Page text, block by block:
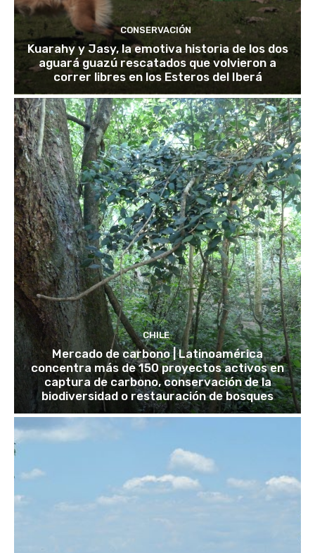
CONSERVACIÓN
Kuarahy y Jasy, la emotiva historia de los dos
aguará guazú rescatados que volvieron a
correr libres en los Esteros del Iberá
CHILE
Mercado de carbono | Latinoamérica
concentra más de 150 proyectos activos en
captura de carbono, conservación de la
biodiversidad o restauración de bosques